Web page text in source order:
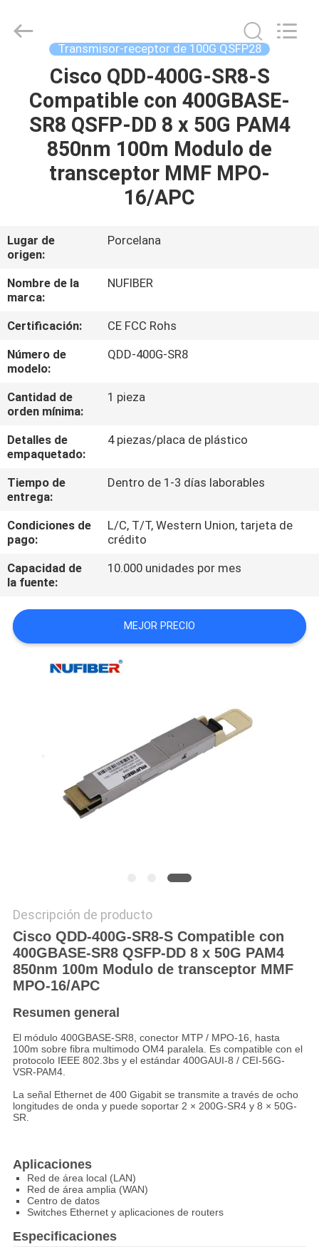
HOGAR
PRODUCTOS
SOBRE
VIAJE
DE
LA
FÁBRICA
CONTROL
DE
CALIDAD
ÉNTRENOS
EN
CONTACTO
CON
NOTICIAS
PIDA
UNA
SITIO
POLÍTICA
Co.,Ltd.
Transmisor-receptor de 100G QSFP28
Cisco QDD-400G-SR8-S
Compatible con 400GBASE-
SR8 QSFP-DD 8 x 50G PAM4
850nm 100m Modulo de
transceptor MMF MPO-
16/APC
Lugar de
origen:
Porcelana
Nombre de la
marca:
NUFIBER
Certificación:
CE FCC Rohs
Número de
modelo:
QDD-400G-SR8
Cantidad de
orden mínima:
1 pieza
Detalles de
empaquetado:
4 piezas/placa de plástico
Tiempo de
entrega:
Dentro de 1-3 días laborables
Condiciones de
pago:
L/C, T/T, Western Union, tarjeta de
crédito
Capacidad de
la fuente:
10.000 unidades por mes
MEJOR PRECIO
Descripción de producto
Cisco QDD-400G-SR8-S Compatible con
400GBASE-SR8 QSFP-DD 8 x 50G PAM4
850nm 100m Modulo de transceptor MMF
MPO-16/APC
Resumen general
El módulo 400GBASE-SR8, conector MTP / MPO-16, hasta
100m sobre fibra multimodo OM4 paralela. Es compatible con el
protocolo IEEE 802.3bs y el estándar 400GAUI-8 / CEI-56G-
VSR-PAM4.
La señal Ethernet de 400 Gigabit se transmite a través de ocho
longitudes de onda y puede soportar 2 × 200G-SR4 y 8 × 50G-
SR.
Aplicaciones
Red de área local (LAN)
Red de área amplia (WAN)
Centro de datos
Switches Ethernet y aplicaciones de routers
Especificaciones